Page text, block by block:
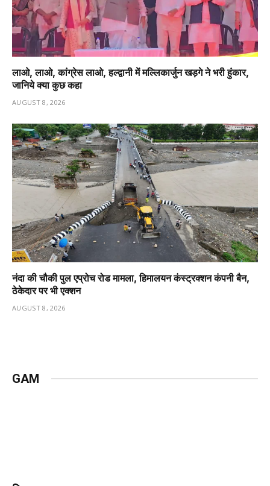
लाओ, लाओ, कांग्रेस लाओ, हल्द्वानी में मल्लिकार्जुन खड़गे ने भरी हुंकार,
जानिये क्या कुछ कहा
AUGUST 8, 2026
नंदा की चौकी पुल एप्रोच रोड मामला, हिमालयन कंस्ट्रक्शन कंपनी बैन,
ठेकेदार पर भी एक्शन
AUGUST 8, 2026
GAM